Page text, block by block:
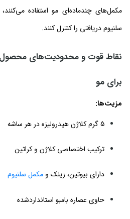
مکمل‌های چندماده‌ای مو استفاده
سلنیوم دریافتی را کنترل کنند.
نقاط قوت و محدودیت‌های محصول
برای مو
مزیت‌ها:
5 گرم کلاژن هیدرولیزه در هر ساشه
ترکیب اختصاصی کلاژن و کراتین
دارای بیوتین، زینک و مکمل سلنیوم
حاوی عصاره بامبو استانداردشده